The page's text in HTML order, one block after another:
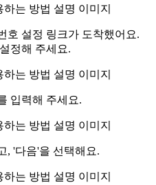
호 설정 링크가 도착했어요.
정해 주세요.
입력해 주세요.
, '다음'을 선택해요.